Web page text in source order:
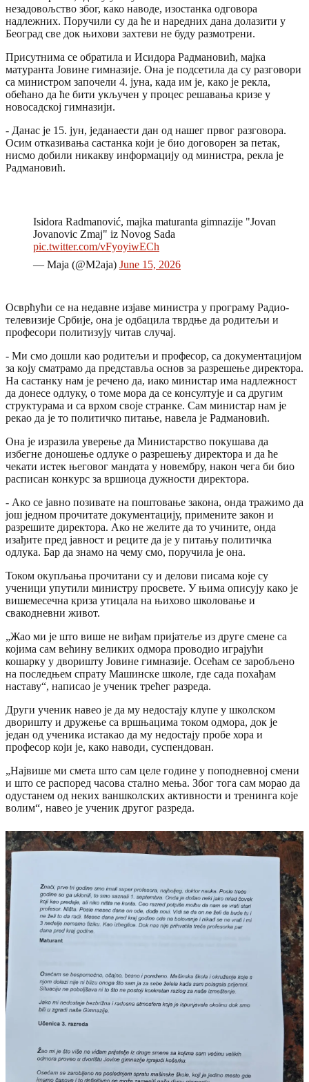
незадовољство због, како наводе, изостанка одговора
надлежних. Поручили су да ће и наредних дана долазити у
Београд све док њихови захтеви не буду размотрени.
Присутнима се обратила и Исидора Радмановић, мајка
матуранта Јовине гимназије. Она је подсетила да су разговори
са министром започели 4. јуна, када им је, како је рекла,
обећано да ће бити укључен у процес решавања кризе у
новосадској гимназији.
- Данас је 15. јун, једанаести дан од нашег првог разговора.
Осим отказивања састанка који је био договорен за петак,
нисмо добили никакву информацију од министра, рекла је
Радмановић.
Isidora Radmanović, majka maturanta gimnazije "Jovan
Jovanovic Zmaj" iz Novog Sada
pic.twitter.com/vFyoyiwECh
— Maja (@M2aja) June 15, 2026
Осврћући се на недавне изјаве министра у програму Радио-
телевизије Србије, она је одбацила тврдње да родитељи и
професори политизују читав случај.
- Ми смо дошли као родитељи и професор, са документацијом
за коју сматрамо да представља основ за разрешење директора.
На састанку нам је речено да, иако министар има надлежност
да донесе одлуку, о томе мора да се консултује и са другим
структурама и са врхом своје странке. Сам министар нам је
рекао да је то политичко питање, навела је Радмановић.
Она је изразила уверење да Министарство покушава да
избегне доношење одлуке о разрешењу директора и да ће
чекати истек његовог мандата у новембру, након чега би био
расписан конкурс за вршиоца дужности директора.
- Ако се јавно позивате на поштовање закона, онда тражимо да
још једном прочитате документацију, примените закон и
разрешите директора. Ако не желите да то учините, онда
изађите пред јавност и реците да је у питању политичка
одлука. Бар да знамо на чему смо, поручила је она.
Током окупљања прочитани су и делови писама које су
ученици упутили министру просвете. У њима описују како је
вишемесечна криза утицала на њихово школовање и
свакодневни живот.
„Жао ми је што више не виђам пријатеље из друге смене са
којима сам већину великих одмора проводио играјући
кошарку у дворишту Јовине гимназије. Осећам се заробљено
на последњем спрату Машинске школе, где сада похађам
наставу“, написао је ученик трећег разреда.
Други ученик навео је да му недостају клупе у школском
дворишту и дружење са вршњацима током одмора, док је
један од ученика истакао да му недостају пробе хора и
професор који је, како наводи, суспендован.
„Највише ми смета што сам целе године у поподневној смени
и што се распоред часова стално мења. Због тога сам морао да
одустанем од неких ваншколских активности и тренинга које
волим“, навео је ученик другог разреда.